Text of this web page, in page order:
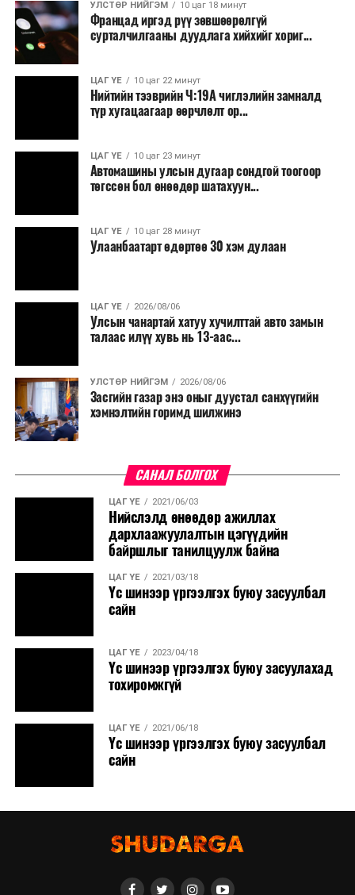
УЛСТӨР НИЙГЭМ 10 цаг 18 минут
Францад иргэд рүү зөвшөөрөлгүй
сурталчилгааны дуудлага хийхийг хориг...
ЦАГ ҮЕ 10 цаг 22 минут
Нийтийн тээврийн Ч:19А чиглэлийн замналд
түр хугацаагаар өөрчлөлт ор...
ЦАГ ҮЕ 10 цаг 23 минут
Автомашины улсын дугаар сондгой тоогоор
төгссөн бол өнөөдөр шатахуун...
ЦАГ ҮЕ 10 цаг 28 минут
Улаанбаатарт өдөртөө 30 хэм дулаан
ЦАГ ҮЕ 2026/08/06
Улсын чанартай хатуу хучилттай авто замын
талаас илүү хувь нь 13-аас...
УЛСТӨР НИЙГЭМ 2026/08/06
Засгийн газар энэ оныг дуустал санхүүгийн
хэмнэлтийн горимд шилжинэ
САНАЛ БОЛГОХ
ЦАГ ҮЕ 2021/06/03
Нийслэлд өнөөдөр ажиллах
дархлаажуулалтын цэгүүдийн
байршлыг танилцуулж байна
ЦАГ ҮЕ 2021/03/18
Үс шинээр үргээлгэх буюу засуулбал
сайн
ЦАГ ҮЕ 2023/04/18
Үс шинээр үргээлгэх буюу засуулахад
тохиромжгүй
ЦАГ ҮЕ 2021/06/18
Үс шинээр үргээлгэх буюу засуулбал
сайн